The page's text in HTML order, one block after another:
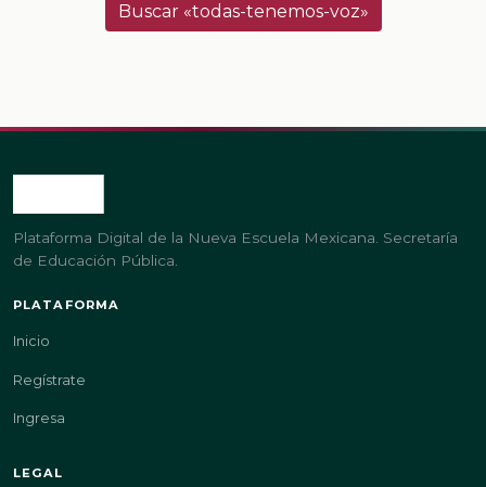
Buscar «todas-tenemos-voz»
Plataforma Digital de la Nueva Escuela Mexicana. Secretaría
de Educación Pública.
PLATAFORMA
Inicio
Regístrate
Ingresa
LEGAL